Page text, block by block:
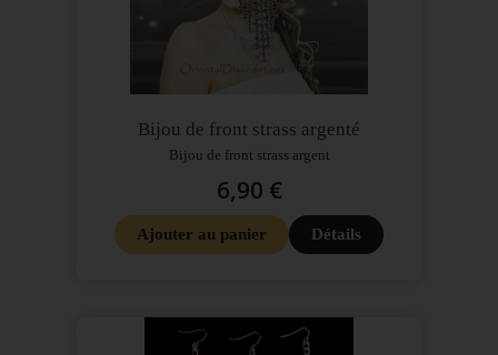
Bijou de front strass argenté
Bijou de front strass argent
6,90 €
Ajouter au panier Détails